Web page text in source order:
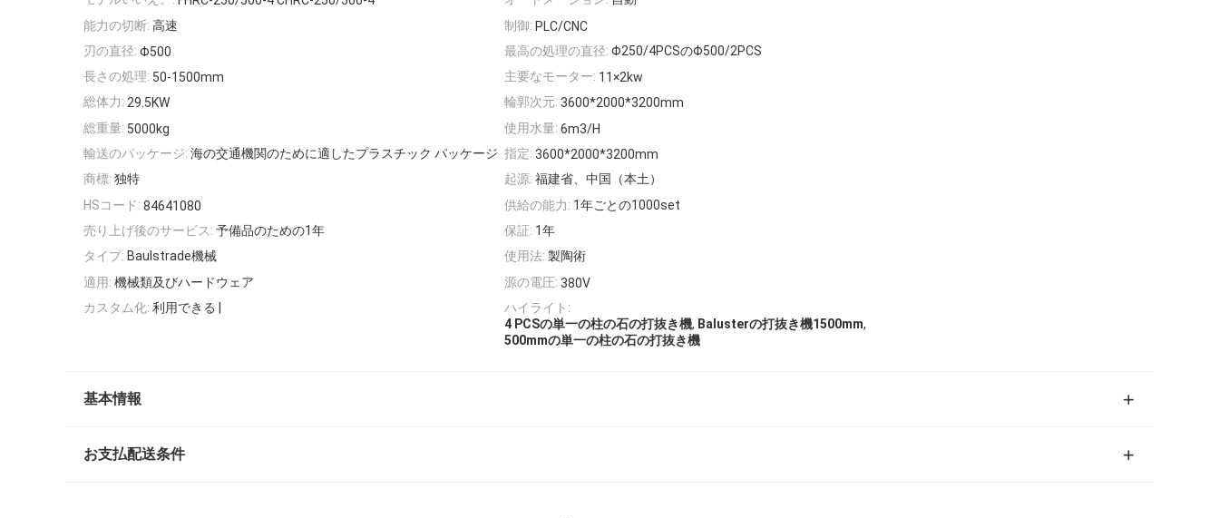
能力の切断: 高速 制御: PLC/CNC
刃の直径: Φ500 最高の処理の直径: Φ250/4PCSのΦ500/2PCS
長さの処理: 50-1500mm 主要なモーター: 11×2kw
総体力: 29.5KW 輪郭次元: 3600*2000*3200mm
総重量: 5000kg 使用水量: 6m3/H
輸送のパッケージ: 海の交通機関のために適したプラスチック パッケージ 指定: 3600*2000*3200mm
商標: 独特 起源: 福建省、中国（本土）
HSコード: 84641080 供給の能力: 1年ごとの1000set
売り上げ後のサービス: 予備品のための1年 保証: 1年
タイプ: Baulstrade機械 使用法: 製陶術
適用: 機械類及びハードウェア 源の電圧: 380V
カスタム化: 利用できる |
ハイライト:
4 PCSの単一の柱の石の打抜き機, Balusterの打抜き機1500mm,
500mmの単一の柱の石の打抜き機
基本情報
お支払配送条件